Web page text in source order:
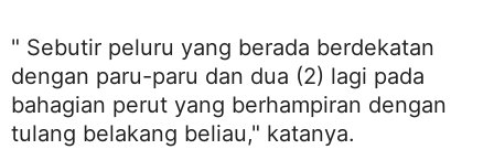
" Sebutir peluru yang berada berdekatan
dengan paru-paru dan dua (2) lagi pada
bahagian perut yang berhampiran dengan
tulang belakang beliau," katanya.